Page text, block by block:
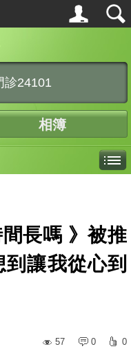
診24101
相簿
長嗎 》被推
讓我從心到
57
0 0